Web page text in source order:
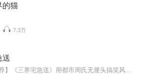
的猫
7.3万
送